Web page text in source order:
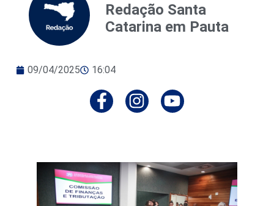
Redação Santa
Catarina em Pauta
09/04/2025 16:04